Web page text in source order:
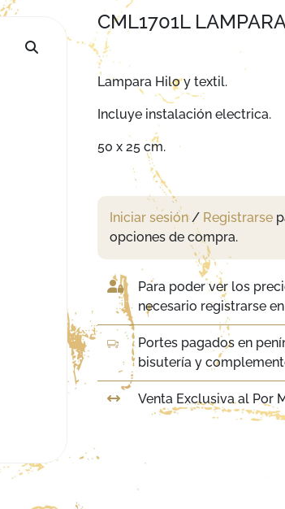
CML1701L
Lampara Hilo y textil.
Incluye instalación electrica.
50 x 25 cm.
Iniciar sesión/ Registrarse
opciones de compra.
Para poder ver los
necesario registrarse
Portes pagados en
bisutería y
Venta Exclusiva al Por